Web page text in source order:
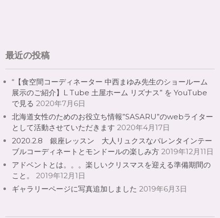
最近の投稿
“【食空間コーディネーター 中西まゆみ先生のショールーム
展示のご紹介】L Tube 土屋ホーム リズナス” を YouTube
で見る 2020年7月6日
北海道女性のためのお役立ち情報”SASARU”のwebライター
として活動させていただきます 2020年4月17日
2020.2.8 銀座レッスン 大人リュクスなバレンタインテー
ブルコーディネートとモンドールの楽しみ方 2019年12月11日
アドベントとは。。。楽しいクリスマスを迎える準備期間の
こと。
2019年12月1日
ギャラリーページに写真追加しました 2019年6月3日